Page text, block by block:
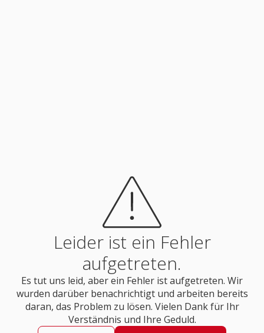
Leider ist ein Fehler
aufgetreten.
Es tut uns leid, aber ein Fehler ist aufgetreten. Wir
wurden darüber benachrichtigt und arbeiten bereits
daran, das Problem zu lösen. Vielen Dank für Ihr
Verständnis und Ihre Geduld.